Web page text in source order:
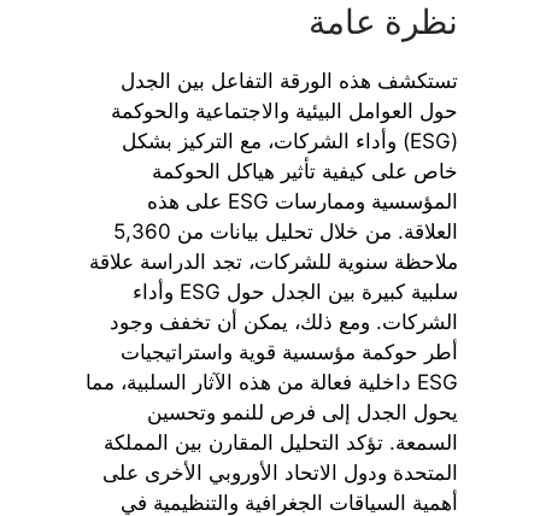
نظرة عامة
تستكشف هذه الورقة التفاعل بين الجدل
حول العوامل البيئية والاجتماعية والحوكمة
(ESG) وأداء الشركات، مع التركيز بشكل
خاص على كيفية تأثير هياكل الحوكمة
المؤسسية وممارسات ESG على هذه
العلاقة. من خلال تحليل بيانات من 5,360
ملاحظة سنوية للشركات، تجد الدراسة علاقة
سلبية كبيرة بين الجدل حول ESG وأداء
الشركات. ومع ذلك، يمكن أن تخفف وجود
أطر حوكمة مؤسسية قوية واستراتيجيات
ESG داخلية فعالة من هذه الآثار السلبية، مما
يحول الجدل إلى فرص للنمو وتحسين
السمعة. تؤكد التحليل المقارن بين المملكة
المتحدة ودول الاتحاد الأوروبي الأخرى على
أهمية السياقات الجغرافية والتنظيمية في